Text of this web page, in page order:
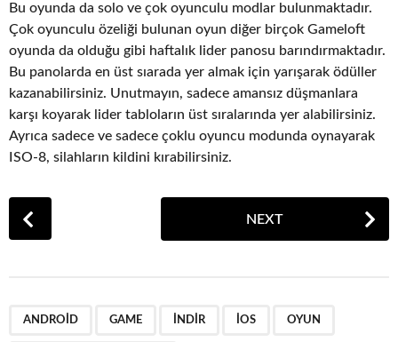
Bu oyunda da solo ve çok oyunculu modlar bulunmaktadır.
Çok oyunculu özeliği bulunan oyun diğer birçok Gameloft
oyunda da olduğu gibi haftalık lider panosu barındırmaktadır.
Bu panolarda en üst sıarada yer almak için yarışarak ödüller
kazanabilirsiniz. Unutmayın, sadece amansız düşmanlara
karşı koyarak lider tabloların üst sıralarında yer alabilirsiniz.
Ayrıca sadece ve sadece çoklu oyuncu modunda oynayarak
ISO-8, silahların kildini kırabilirsiniz.
NEXT
ANDROID GAME INDIR IOS OYUN